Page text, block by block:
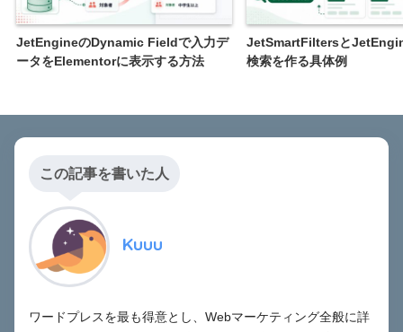
JetEngineのDynamic Fieldで入力デ
ータをElementorに表示する方法
JetSmartFiltersと
検索を作る具体例
この記事を書いた人
Kuuu
ワードプレスを最も得意とし、Webマーケティング全般に詳